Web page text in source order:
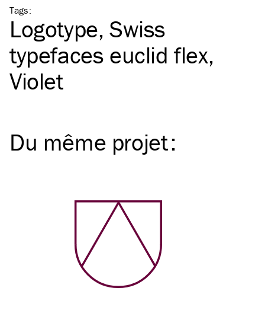
Tags:
Logotype Swiss
typefaces euclid flex
Violet
Du même projet: